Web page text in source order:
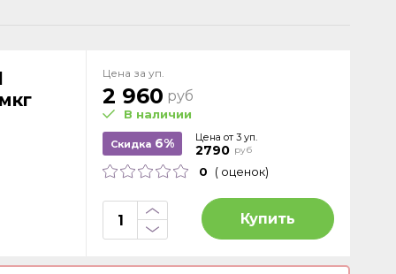
Цена за уп.
2 960 руб
В наличии
Скидка 6% Цена от 3 уп.
2790 руб
0 ( оценок)
Купить